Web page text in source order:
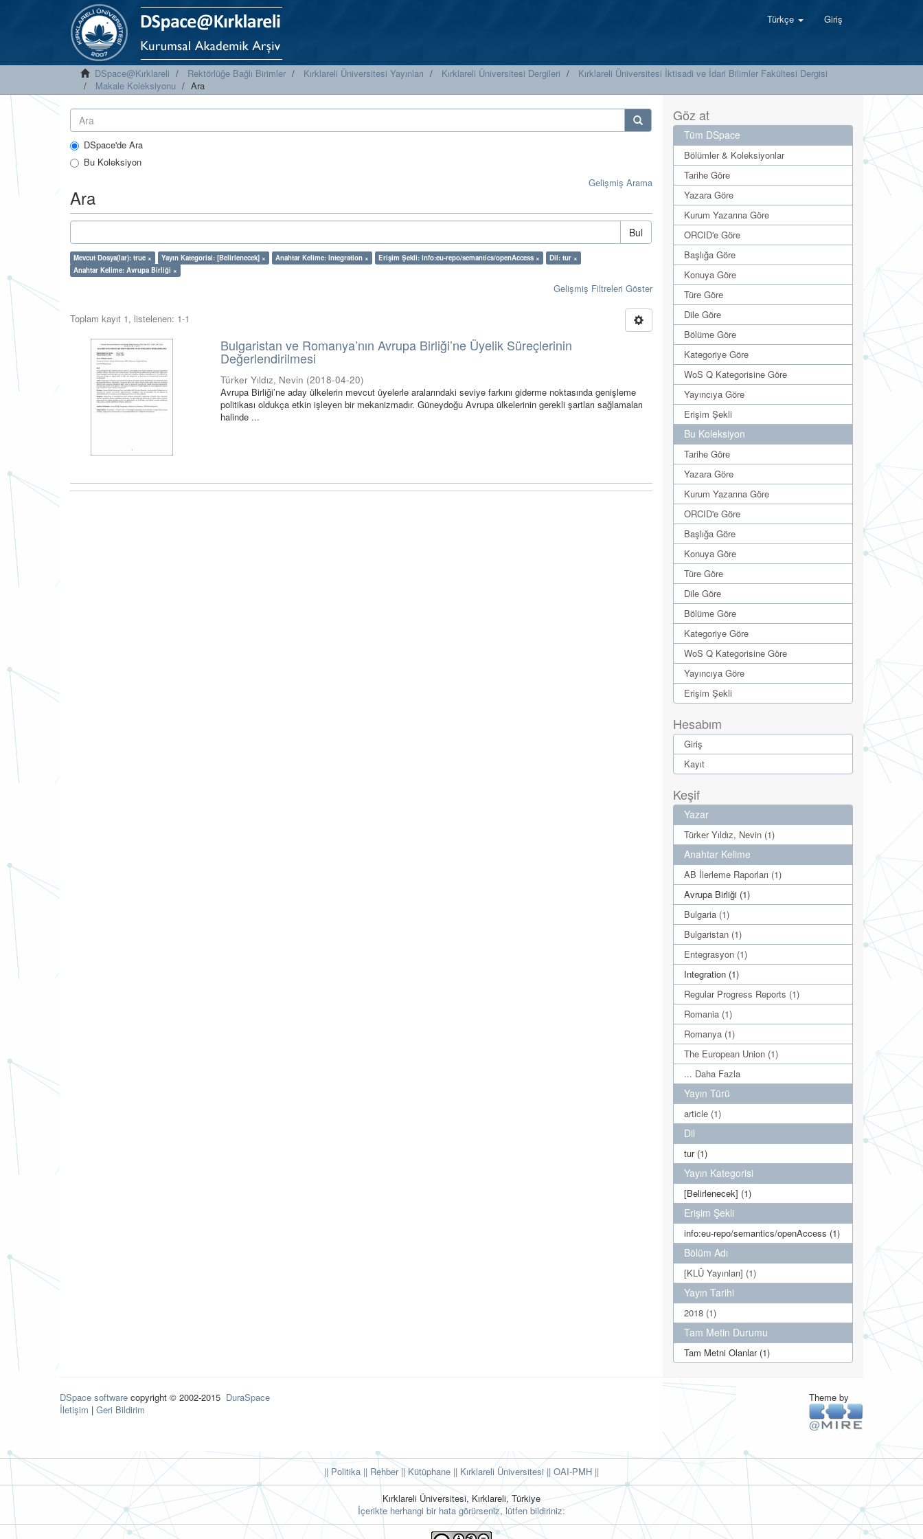
Türkçe Giriş
DSpace@Kırklareli Rektörlüğe Bağlı Birimler Kırklareli Üniversitesi Yayınları Kırklareli Üniversitesi Dergileri
Kırklareli Üniversitesi İktisadi ve İdari Bilimler Fakültesi Dergisi
Makale Koleksiyonu
Ara
DSpace'de Ara
Bu Koleksiyon
Gelişmiş Arama
Ara
Bul
Mevcut Dosya(lar): true × Yayın Kategorisi: [Belirlenecek] × Anahtar Kelime: Integration × Erişim Şekli: info:eu-repo/semantics/openAccess ×
Dil: tur ×
Anahtar Kelime: Avrupa Birliği ×
Gelişmiş Filtreleri Göster
Toplam kayıt 1, listelenen: 1-1
Bulgaristan ve Romanya’nın Avrupa Birliği’ne Üyelik Süreçlerinin
Değerlendirilmesi
Türker Yıldız, Nevin (2018-04-20)
Avrupa Birliği’ne aday ülkelerin mevcut üyelerle aralarındaki seviye farkını giderme noktasında genişleme
politikası oldukça etkin işleyen bir mekanizmadır. Güneydoğu Avrupa ülkelerinin gerekli şartları sağlamaları
halinde ...
Göz at
Tüm DSpace
Bölümler & Koleksiyonlar
Tarihe Göre
Yazara Göre
Kurum Yazarına Göre
ORCID'e Göre
Başlığa Göre
Konuya Göre
Türe Göre
Dile Göre
Bölüme Göre
Kategoriye Göre
WoS Q Kategorisine Göre
Yayıncıya Göre
Erişim Şekli
Bu Koleksiyon
Tarihe Göre
Yazara Göre
Kurum Yazarına Göre
ORCID'e Göre
Başlığa Göre
Konuya Göre
Türe Göre
Dile Göre
Bölüme Göre
Kategoriye Göre
WoS Q Kategorisine Göre
Yayıncıya Göre
Erişim Şekli
Hesabım
Giriş
Kayıt
Keşif
Yazar
Türker Yıldız, Nevin (1)
Anahtar Kelime
AB İlerleme Raporları (1)
Avrupa Birliği (1)
Bulgaria (1)
Bulgaristan (1)
Entegrasyon (1)
Integration (1)
Regular Progress Reports (1)
Romania (1)
Romanya (1)
The European Union (1)
... Daha Fazla
Yayın Türü
article (1)
Dil
tur (1)
Yayın Kategorisi
[Belirlenecek] (1)
Erişim Şekli
info:eu-repo/semantics/openAccess (1)
Bölüm Adı
[KLÜ Yayınları] (1)
Yayın Tarihi
2018 (1)
Tam Metin Durumu
Tam Metni Olanlar (1)
DSpace software copyright © 2002-2015 DuraSpace
İletişim | Geri Bildirim
Theme by
|| Politika || Rehber|| Kütüphane || Kırklareli Üniversitesi || OAI-PMH ||
Kırklareli Üniversitesi, Kırklareli, Türkiye
İçerikte herhangi bir hata görürseniz, lütfen bildiriniz: